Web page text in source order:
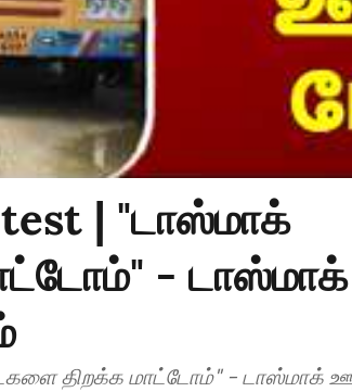
| "டாஸ்மாக்
- டாஸ்மாக்
திறக்க மாட்டோம்" - டாஸ்மாக்